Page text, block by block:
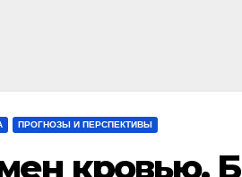
ПРОГНОЗЫ И ПЕРСПЕКТИВЫ
кровью.